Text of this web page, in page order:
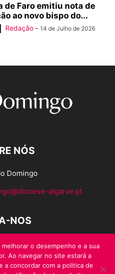
de Faro emitiu nota de
ao novo bispo do...
Redação - 14 de Julho de 2026
NÓS
Domingo
algarve.pt
NOS
o desempenho e a sua
Ao navegar no site estará a
a concordar com a politica de